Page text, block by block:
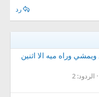
رد
وراه ميه الا اثنين
الردود: 2